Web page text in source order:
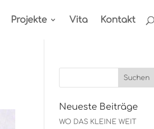
Projekte Vita Kontakt
Neueste Beiträge
WO DAS KLEINE WEIT